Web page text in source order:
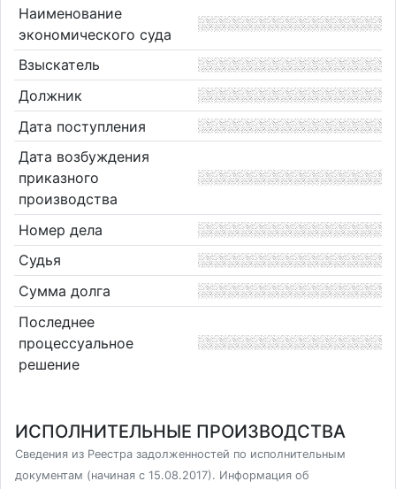
Наименование
экономического суда
Взыскатель
Должник
Дата поступления
Дата возбуждения
приказного
производства
Номер дела
Судья
Сумма долга
Последнее
процессуальное
решение
ИСПОЛНИТЕЛЬНЫЕ ПРОИЗВОДСТВА
Сведения из Реестра задолженностей по исполнительным
документам (начиная с 15.08.2017). Информация об